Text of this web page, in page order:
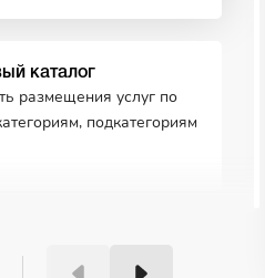
каталог
размещения услуг по
подкатегориям